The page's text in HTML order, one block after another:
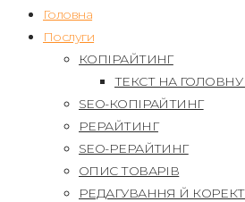
Головна
Послуги
КОПІРАЙТИНГ
ТЕКСТ НА ГОЛОВНУ
SEO-КОПІРАЙТИНГ
РЕРАЙТИНГ
SEO-РЕРАЙТИНГ
ОПИС ТОВАРІВ
РЕДАГУВАННЯ Й